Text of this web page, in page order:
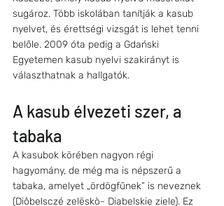
sugároz. Több iskolában tanítják a kasub
nyelvet, és érettségi vizsgát is lehet tenni
belőle. 2009 óta pedig a Gdański
Egyetemen kasub nyelvi szakirányt is
választhatnak a hallgatók.
A kasub élvezeti szer, a
tabaka
A kasubok körében nagyon régi
hagyomány, de még ma is népszerű a
tabaka, amelyet „ördögfűnek” is neveznek
(Diôbelsczé zelëskò- Diabelskie ziele). Ez